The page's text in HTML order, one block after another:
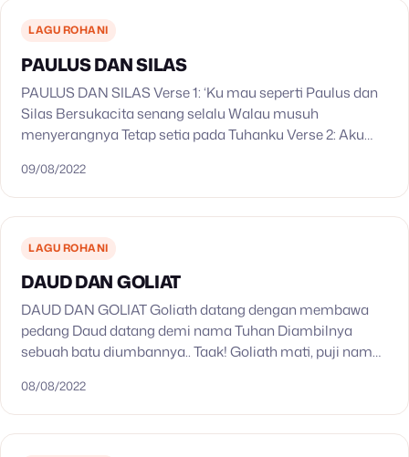
LAGU ROHANI
PAULUS DAN SILAS
PAULUS DAN SILAS Verse 1: ‘Ku mau seperti Paulus dan
Silas Bersukacita senang selalu Walau musuh
menyerangnya Tetap setia pada Tuhanku Verse 2: Aku
Walau…
09/08/2022
LAGU ROHANI
DAUD DAN GOLIAT
DAUD DAN GOLIAT Goliath datang dengan membawa
pedang Daud datang demi nama Tuhan Diambilnya
sebuah batu diumbannya.. Taak! Goliath mati, puji nama
08/08/2022